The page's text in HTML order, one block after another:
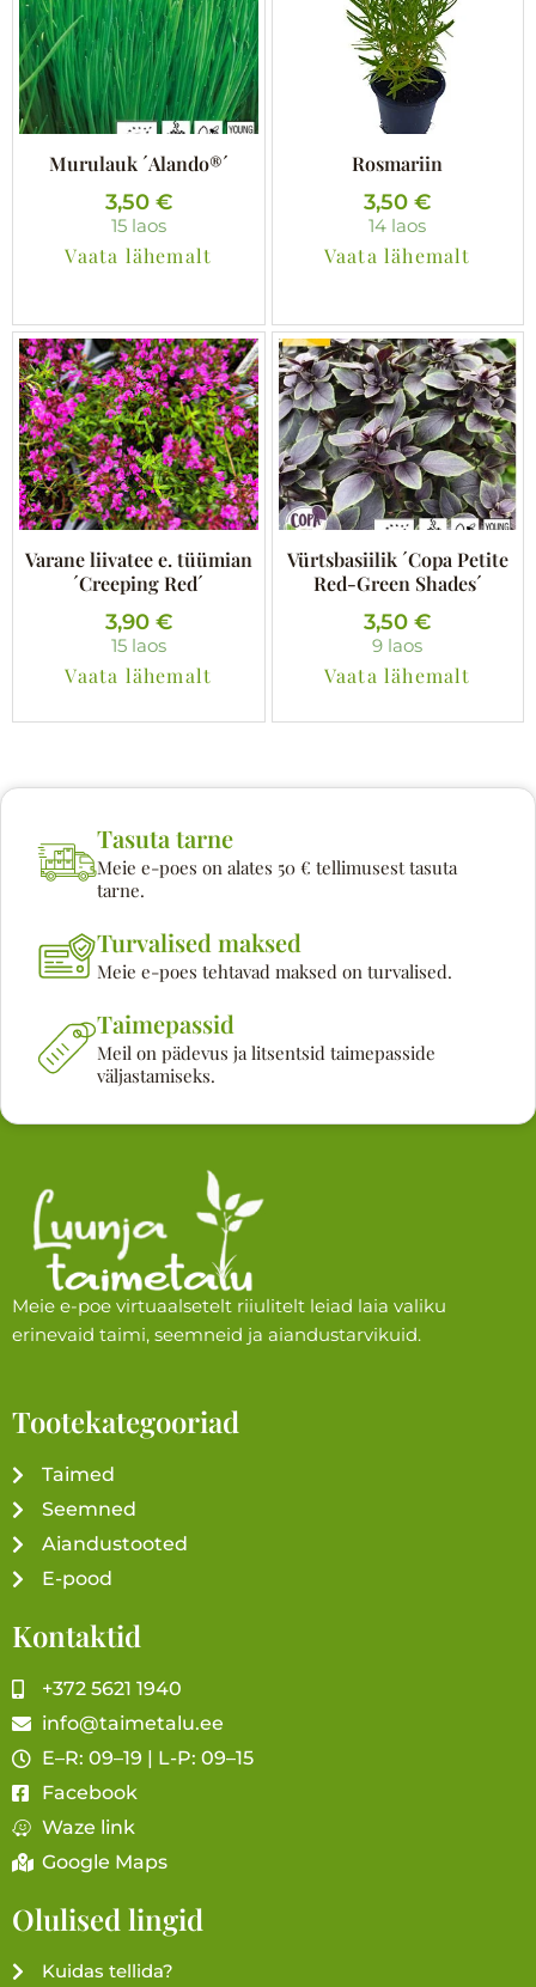
Murulauk ´Alando®´
3,50 €
15 laos
Vaata lähemalt
Rosmariin
3,50€
14 laos
Vaata lähemalt
Varane liivatee e. tüümian
´Creeping Red´
3,90 €
15 laos
Vaata lähemalt
Vürtsbasiilik ´Copa Petite
Red-Green Shades´
3,50€
9 laos
Vaata lähemalt
Tasuta tarne
Meie e-poes on alates 50 € tellimusest tasuta
tarne.
Turvalised maksed
Meie e-poes tehtavad maksed on turvalised.
Taimepassid
Meil on pädevus ja litsentsid taimepasside
väljastamiseks.
Meie e-poe virtuaalsetelt riiulitelt leiad laia valiku
erinevaid taimi, seemneid ja aiandustarvikuid.
Tootekategooriad
Taimed
Seemned
Aiandustooted
E-pood
Kontaktid
+372 5621 1940
info@taimetalu.ee
E–R: 09–19 | L-P: 09–15
Facebook
Waze link
Google Maps
Olulised lingid
Kuidas tellida?